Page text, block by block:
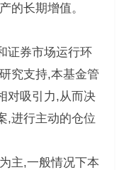
的长期增值。
证券市场运行环
究支持,本基金管
对吸引力,从而决
,进行主动的仓位
主,一般情况下本